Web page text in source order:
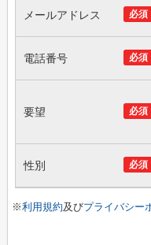
必須
メールアドレス
必須
電話番号
必須
要望
必須
性別
※利用規約及びプライバシー